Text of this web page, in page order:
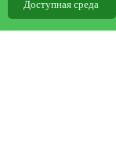
Доступная среда